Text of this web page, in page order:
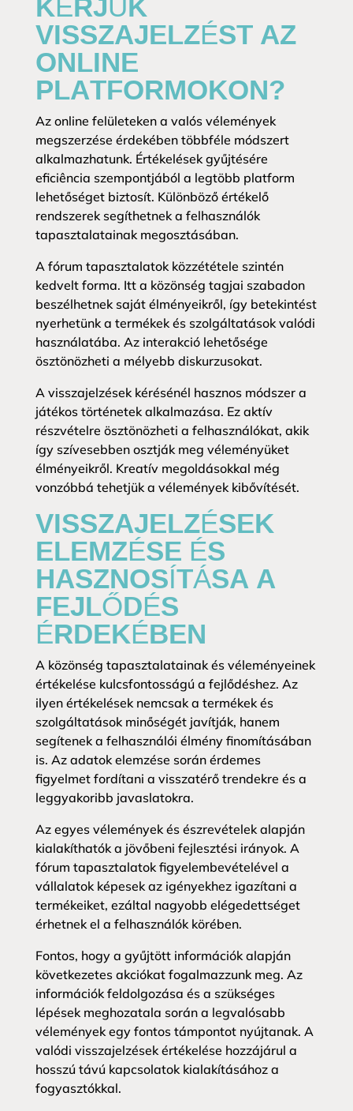
VISSZAJELZÉST AZ
ONLINE
PLATFORMOKON?
Az online felületeken a valós vélemények
megszerzése érdekében többféle módszert
alkalmazhatunk. Értékelések gyűjtésére
eficiência szempontjából a legtöbb platform
lehetőséget biztosít. Különböző értékelő
rendszerek segíthetnek a felhasználók
tapasztalatainak megosztásában.
A fórum tapasztalatok közzététele szintén
kedvelt forma. Itt a közönség tagjai szabadon
beszélhetnek saját élményeikről, így betekintést
nyerhetünk a termékek és szolgáltatások valódi
használatába. Az interakció lehetősége
ösztönözheti a mélyebb diskurzusokat.
A visszajelzések kérésénél hasznos módszer a
játékos történetek alkalmazása. Ez aktív
részvételre ösztönözheti a felhasználókat, akik
így szívesebben osztják meg véleményüket
élményeikről. Kreatív megoldásokkal még
vonzóbbá tehetjük a vélemények kibővítését.
VISSZAJELZÉSEK
ELEMZÉSE ÉS
HASZNOSÍTÁSA A
FEJLŐDÉS
ÉRDEKÉBEN
A közönség tapasztalatainak és véleményeinek
értékelése kulcsfontosságú a fejlődéshez. Az
ilyen értékelések nemcsak a termékek és
szolgáltatások minőségét javítják, hanem
segítenek a felhasználói élmény finomításában
is. Az adatok elemzése során érdemes
figyelmet fordítani a visszatérő trendekre és a
leggyakoribb javaslatokra.
Az egyes vélemények és észrevételek alapján
kialakíthatók a jövőbeni fejlesztési irányok. A
fórum tapasztalatok figyelembevételével a
vállalatok képesek az igényekhez igazítani a
termékeiket, ezáltal nagyobb elégedettséget
érhetnek el a felhasználók körében.
Fontos, hogy a gyűjtött információk alapján
következetes akciókat fogalmazzunk meg. Az
információk feldolgozása és a szükséges
lépések meghozatala során a legvalósabb
vélemények egy fontos támpontot nyújtanak. A
valódi visszajelzések értékelése hozzájárul a
hosszú távú kapcsolatok kialakításához a
fogyasztókkal.